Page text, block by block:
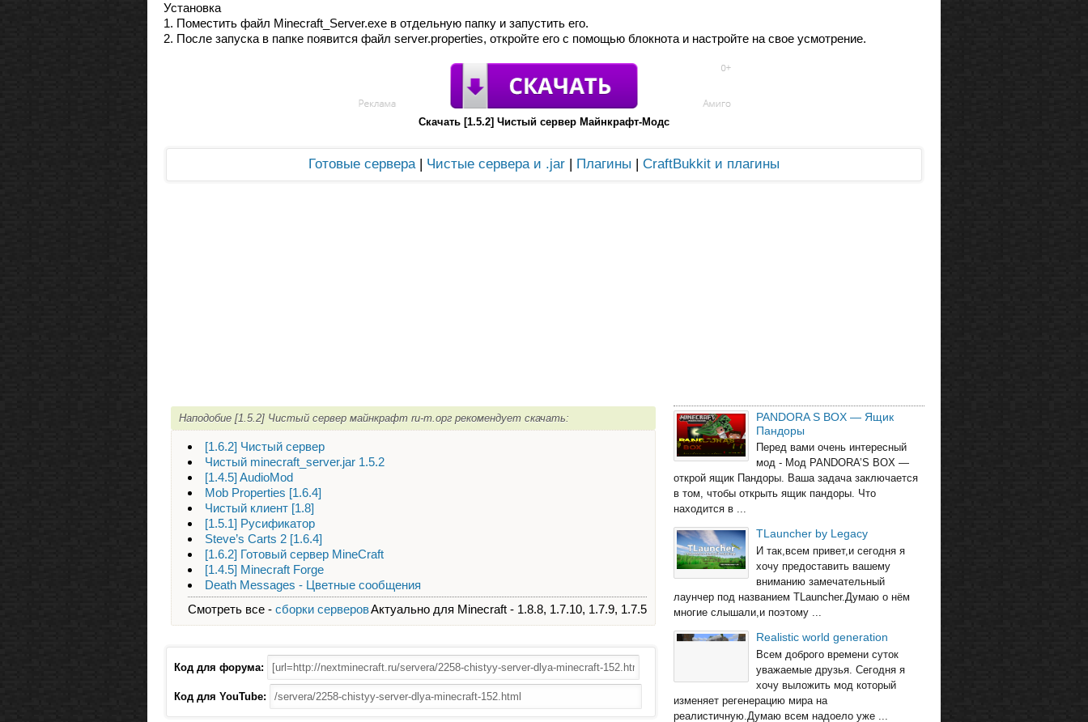
Установка
1. Поместить файл Minecraft_Server.exe в отдельную папку и запустить его.
2. После запуска в папке появится файл server.properties, откройте его с помощью блокнота и настройте на свое усмотрение.
Скачать [1.5.2] Чистый сервер Майнкрафт-Модс
Готовые сервера| Чистые сервера и .jar Плагины CraftBukkit и плагины
Наподобие [1.5.2] Чистый сервер майнкрафт ru-m.орг рекомендует скачать:
[1.6.2] Чистый сервер
Чистый minecraft_server.jar 1.5.2
[1.4.5] AudioMod
Mob Properties [1.6.4]
Чистый клиент [1.8]
[1.5.1] Русификатор
Steve’s Carts 2 [1.6.4]
[1.6.2] Готовый сервер MineCraft
[1.4.5] Minecraft Forge
Death Messages - Цветные сообщения
Смотреть все - сборки серверовАктуально для Minecraft - 1.8.8, 1.7.10, 1.7.9, 1.7.5
Код для форума:
Код для YouTube:
PANDORA S BOX — Ящик
Пандоры
Перед вами очень интересный
мод - Мод PANDORA’S BOX —
открой ящик Пандоры. Ваша задача заключается
в том, чтобы открыть ящик пандоры. Что
находится в ...
TLauncher by Legacy
И так,всем привет,и сегодня я
хочу предоставить вашему
вниманию замечательный
лаунчер под названием TLauncher.Думаю о нём
многие слышали,и поэтому ...
Realistic world generation
Всем доброго времени суток
уважаемые друзья. Сегодня я
хочу выложить мод который
изменяет регенерацию мира на
реалистичную.Думаю всем надоело уже ...